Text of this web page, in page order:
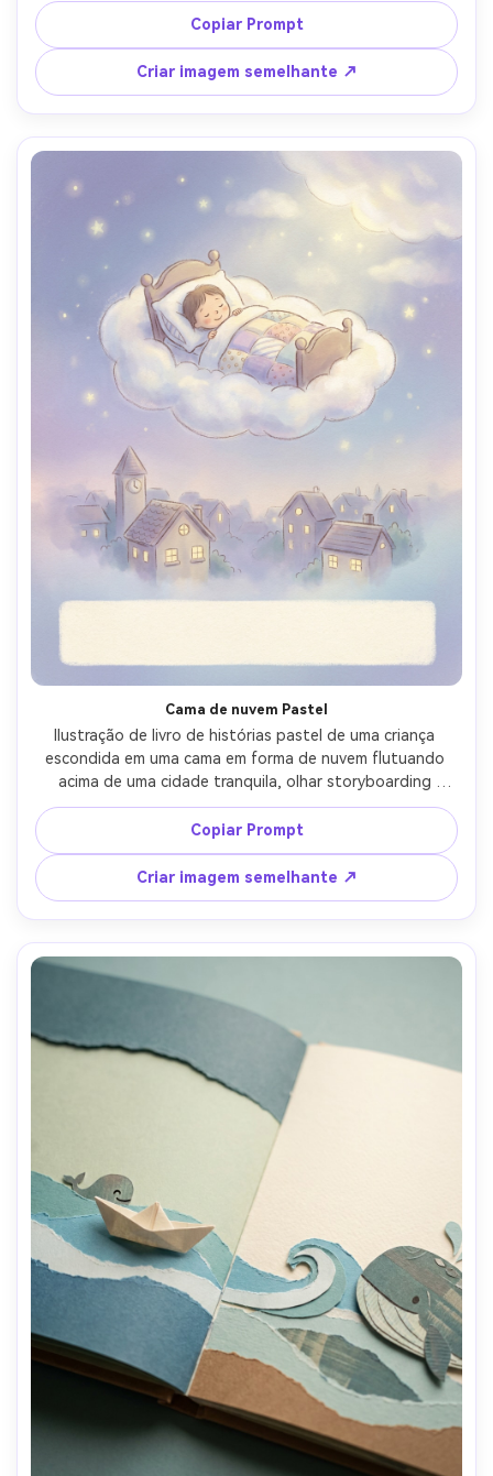
de histórias, ícones legíveis no mapa, grão de papel
texturizado, design de personagens consistente em
todas as páginas, margem segura para texto, lente de
85mm, profundidade de campo rasa, iluminação
cinematográfica suave-AR 4:5
Copiar Prompt
Criar imagem semelhante ↗
Cama de nuvem Pastel
Ilustração de livro de histórias pastel de uma criança
escondida em uma cama em forma de nuvem flutuando
acima de uma cidade tranquila, olhar storyboarding
pastel, bordas suaves, paleta de cores de conto de
fadas, estrelas suaves, expressão facial calma, gradientes
de fundo simples, personagem consistente em todas as
páginas, espaço para texto na parte inferior, lente de
85mm, profundidade de campo rasa, iluminação
cinematográfica suave-AR 4:5
Copiar Prompt
Criar imagem semelhante ↗